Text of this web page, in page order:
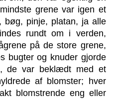
grene var igen et
pinje, platan, ja alle
rundt om i verden,
på de store grene,
bugter og knuder gjorde
de var beklædt med et
af blomster; hver
blomstrende eng eller